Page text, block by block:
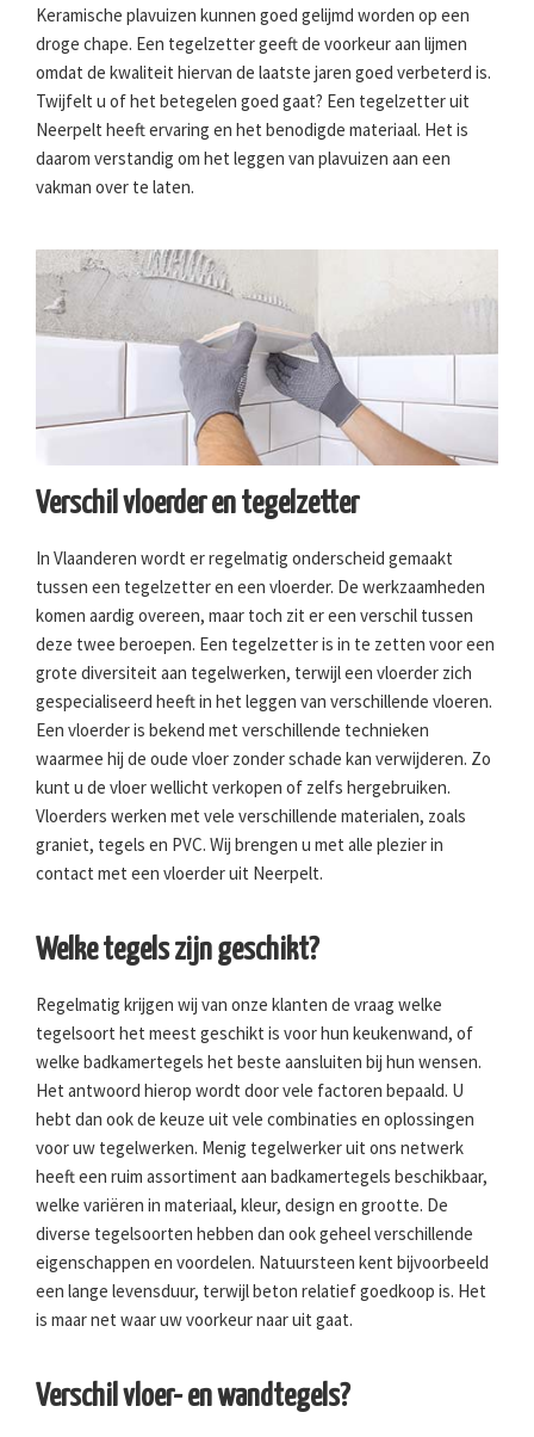
Keramische plavuizen kunnen goed gelijmd worden op een
droge chape. Een tegelzetter geeft de voorkeur aan lijmen
omdat de kwaliteit hiervan de laatste jaren goed verbeterd is.
Twijfelt u of het betegelen goed gaat? Een tegelzetter uit
Neerpelt heeft ervaring en het benodigde materiaal. Het is
daarom verstandig om het leggen van plavuizen aan een
vakman over te laten.
Verschil vloerder en tegelzetter
In Vlaanderen wordt er regelmatig onderscheid gemaakt
tussen een tegelzetter en een vloerder. De werkzaamheden
komen aardig overeen, maar toch zit er een verschil tussen
deze twee beroepen. Een tegelzetter is in te zetten voor een
grote diversiteit aan tegelwerken, terwijl een vloerder zich
gespecialiseerd heeft in het leggen van verschillende vloeren.
Een vloerder is bekend met verschillende technieken
waarmee hij de oude vloer zonder schade kan verwijderen. Zo
kunt u de vloer wellicht verkopen of zelfs hergebruiken.
Vloerders werken met vele verschillende materialen, zoals
graniet, tegels en PVC. Wij brengen u met alle plezier in
contact met een vloerder uit Neerpelt.
Welke tegels zijn geschikt?
Regelmatig krijgen wij van onze klanten de vraag welke
tegelsoort het meest geschikt is voor hun keukenwand, of
welke badkamertegels het beste aansluiten bij hun wensen.
Het antwoord hierop wordt door vele factoren bepaald. U
hebt dan ook de keuze uit vele combinaties en oplossingen
voor uw tegelwerken. Menig tegelwerker uit ons netwerk
heeft een ruim assortiment aan badkamertegels beschikbaar,
welke variëren in materiaal, kleur, design en grootte. De
diverse tegelsoorten hebben dan ook geheel verschillende
eigenschappen en voordelen. Natuursteen kent bijvoorbeeld
een lange levensduur, terwijl beton relatief goedkoop is. Het
is maar net waar uw voorkeur naar uit gaat.
Verschil vloer- en wandtegels?